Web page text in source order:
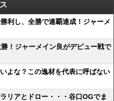
利し、全勝で連覇達成！ジャーメ
！ジャーメイン良がデビュー戦で
よな？この逸材を代表に呼ばない
リアとドロー・・・谷口OGでま